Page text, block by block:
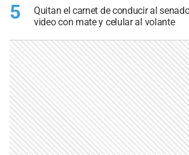
5
Quitan el carnet de conducir al
video con mate y celular al volante